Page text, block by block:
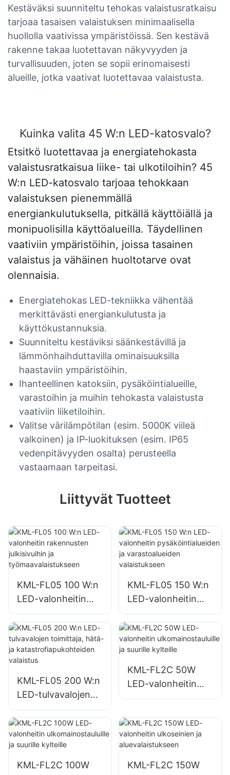
Kestäväksi suunniteltu tehokas valaistusratkaisu
tarjoaa tasaisen valaistuksen minimaalisella
huollolla vaativissa ympäristöissä. Sen kestävä
rakenne takaa luotettavan näkyvyyden ja
turvallisuuden, joten se sopii erinomaisesti
alueille, jotka vaativat luotettavaa valaistusta.
Kuinka valita 45 W:n LED-katosvalo?
Etsitkö luotettavaa ja energiatehokasta
valaistusratkaisua liike- tai ulkotiloihin? 45
W:n LED-katosvalo tarjoaa tehokkaan
valaistuksen pienemmällä
energiankulutuksella, pitkällä käyttöiällä ja
monipuolisilla käyttöalueilla. Täydellinen
vaativiin ympäristöihin, joissa tasainen
valaistus ja vähäinen huoltotarve ovat
olennaisia.
Energiatehokas LED-tekniikka vähentää
merkittävästi energiankulutusta ja
käyttökustannuksia.
Suunniteltu kestäviksi säänkestävillä ja
lämmönhaihduttavilla ominaisuuksilla
haastaviin ympäristöihin.
Ihanteellinen katoksiin, pysäköintialueille,
varastoihin ja muihin tehokasta valaistusta
vaativiin liiketiloihin.
Valitse värilämpötilan (esim. 5000K viileä
valkoinen) ja IP-luokituksen (esim. IP65
vedenpitävyyden osalta) perusteella
vastaamaan tarpeitasi.
Liittyvät Tuotteet
KML-FL05 100 W:n
LED-valonheitin
rakennusten
julkisivuihin ja
työmaavalaistuksee
n
KML-FL05 150 W:n
LED-valonheitin
pysäköintialueiden
ja varastoalueiden
valaistukseen
KML-FL05 200 W:n
LED-tulvavalojen
toimittaja, hätä- ja
katastrofiapukohtei
den valaistus
KML-FL2C 50W
LED-valonheitin
ulkomainostauluille
KML-FL2C 100W
KML-FL2C 150W